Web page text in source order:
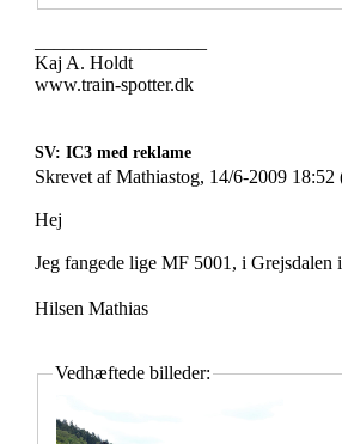
Kaj A. Holdt
www.train-spotter.dk
SV: IC3 med reklame
Skrevet af Mathiastog, 14/6-2009 18:52
Hej
Jeg fangede lige MF 5001, i Grejsdalen
Hilsen Mathias
Vedhæftede billeder: